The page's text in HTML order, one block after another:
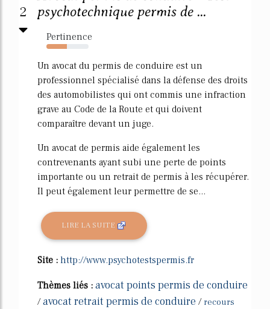
2
psychotechnique permis de ...
Pertinence
49%
Un avocat du permis de conduire est un
professionnel spécialisé dans la défense des droits
des automobilistes qui ont commis une infraction
grave au Code de la Route et qui doivent
comparaître devant un juge.
Un avocat de permis aide également les
contrevenants ayant subi une perte de points
importante ou un retrait de permis à les récupérer.
Il peut également leur permettre de se...
LIRE LA SUITE
Site : http://www.psychotestspermis.fr
Thèmes liés : avocat points permis de conduire
/avocat retrait permis de conduire / recours